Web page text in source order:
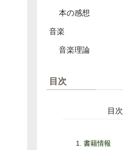
本の感想
音楽
音楽理論
目次
目次
書籍情報